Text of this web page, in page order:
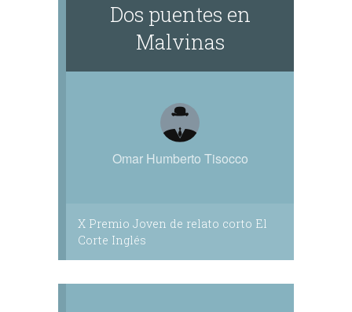
Dos puentes en
Malvinas
Omar Humberto Tisocco
X Premio Joven de relato corto El
Corte Inglés